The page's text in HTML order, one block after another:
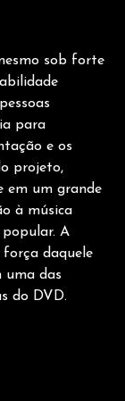
sob forte
para
e os
projeto,
em um grande
à música
A
daquele
uma das
do DVD.